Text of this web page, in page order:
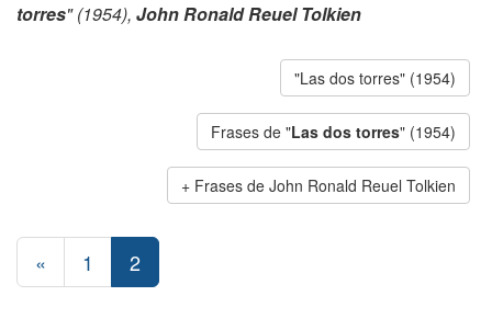
torres" (1954), John Ronald Reuel Tolkien
"Las dos torres" (1954)
Frases de "Las dos torres" (1954)
Frases de John Ronald Reuel Tolkien
« 1 2